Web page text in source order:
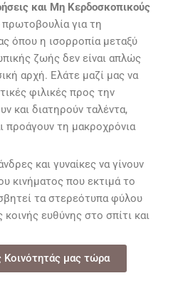
και Μη Κερδοσκοπικούς
για τη
όπου η ισορροπία μεταξύ
ζωής δεν είναι απλώς
αρχή. Ελάτε μαζί μας να
φιλικές προς την
και διατηρούν ταλέντα,
προάγουν τη μακροχρόνια
και γυναίκες να γίνουν
κινήματος που εκτιμά το
τα στερεότυπα φύλου
ευθύνης στο σπίτι και
Κοινότητάς μας τώρα